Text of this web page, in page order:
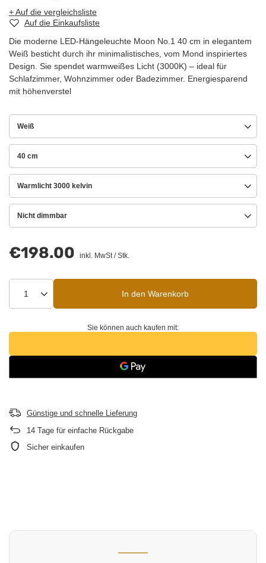
+ Auf die vergleichsliste
Auf die Einkaufsliste
Die moderne LED-Hängeleuchte Moon No.1 40 cm in elegantem
Weiß besticht durch ihr minimalistisches, vom Mond inspiriertes
Design. Sie spendet warmweißes Licht (3000K) – ideal für
Schlafzimmer, Wohnzimmer oder Badezimmer. Energiesparend
mit höhenverstel
Weiß
40 cm
Warmlicht 3000 kelvin
Nicht dimmbar
€198.00 inkl. MwSt/Stk.
In den Warenkorb
Sie können auch kaufen mit:
Günstige und schnelle Lieferung
14 Tage für einfache Rückgabe
Sicher einkaufen